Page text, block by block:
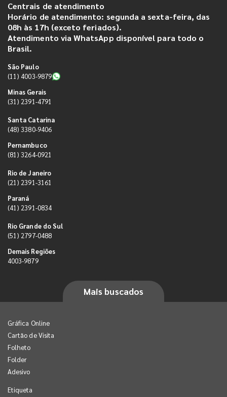
Centrais de atendimento
Horário de atendimento: segunda a sexta-feira, das
08h às 17h (exceto feriados).
Atendimento via WhatsApp disponível para todo o
Brasil.
São Paulo
(11) 4003-9879
Minas Gerais
(31) 2391-4791
Santa Catarina
(48) 3380-9406
Pernambuco
(81) 3264-0921
Rio de Janeiro
(21) 2391-3161
Paraná
(41) 2391-0834
Rio Grande do Sul
(51) 2797-0488
Demais Regiões
4003-9879
Mais buscados
Gráfica Online
Cartão de Visita
Folheto
Folder
Adesivo
Etiqueta